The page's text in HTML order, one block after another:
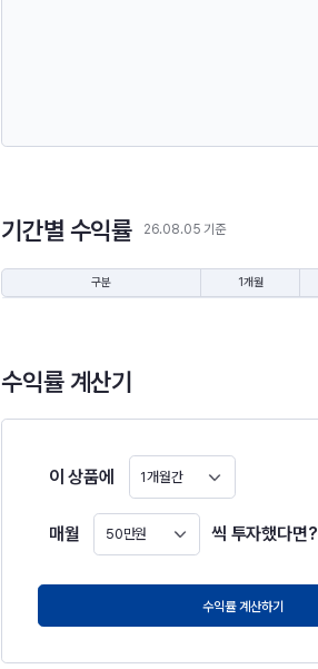
기간별 수익률 26.08.05 기준
구분 1개월
수익률 계산기
이 상품에 1개월간
매월 50만원 원 씩 투자했다면?
수익률 계산하기